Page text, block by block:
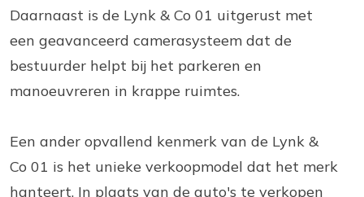
Daarnaast is de Lynk & Co 01 uitgerust met
een geavanceerd camerasysteem dat de
bestuurder helpt bij het parkeren en
manoeuvreren in krappe ruimtes.
Een ander opvallend kenmerk van de Lynk &
Co 01 is het unieke verkoopmodel dat het merk
hanteert. In plaats van de auto's te verkopen